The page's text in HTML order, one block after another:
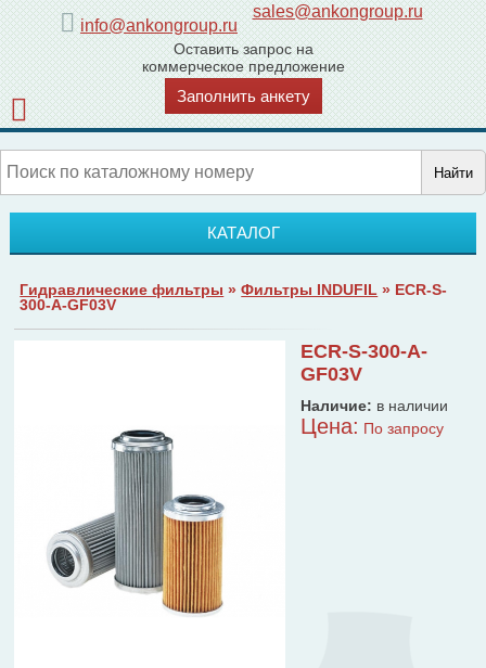
info@ankongroup.ru
sales@ankongroup.ru
Оставить запрос на
коммерческое предложение
Заполнить анкету
Найти
КАТАЛОГ
Гидравлические фильтры »Фильтры INDUFIL » ECR-S-
300-A-GF03V
ECR-S-300-A-
GF03V
Наличие: в наличии
Цена: По запросу